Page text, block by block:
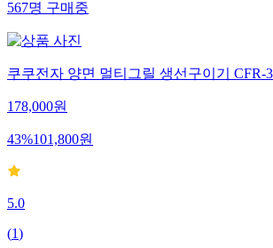
567명구매중
쿠쿠전자 양면 멀티그릴 생선구이기 CFR-
178,000원
43%101,800원
5.0
(1)